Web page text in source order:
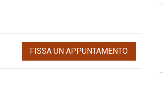
FISSA UN APPUNTAMENTO